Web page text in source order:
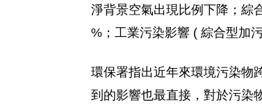
淨背景空氣出現比例下降；綜
%；工業污染影響 ( 綜合型加
環保署指出近年來環境污染物
到的影響也最直接，對於污染